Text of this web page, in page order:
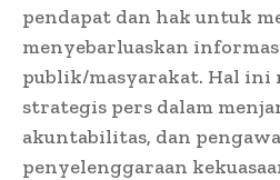
pendapat dan hak untuk
menyebarluaskan
publik/masyarakat. Hal ini
strategis pers dalam
akuntabilitas, dan
penyelenggaraan